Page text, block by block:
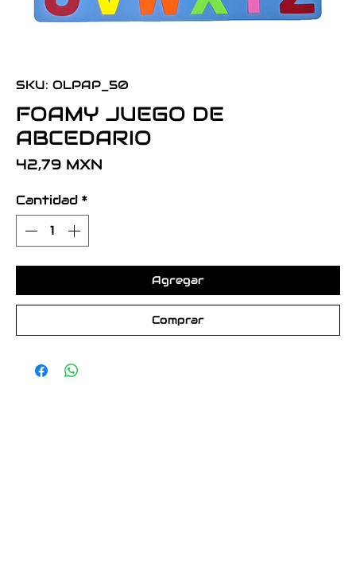
SKU: OLPAP_50
FOAMY JUEGO DE
ABCEDARIO
42,79 MXN
Cantidad *
Agregar
Comprar